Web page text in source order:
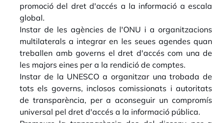
promoció del dret d'accés a la informació a escala
global.
Instar de les agències de l'ONU i a organitzacions
multilaterals a integrar en les seues agendes quan
treballen amb governs el dret d'accés com una de
les majors eines per a la rendició de comptes.
Instar de la UNESCO a organitzar una trobada de
tots els governs, inclosos comissionats i autoritats
de transparència, per a aconseguir un compromís
universal pel dret d'accés a la informació pública.